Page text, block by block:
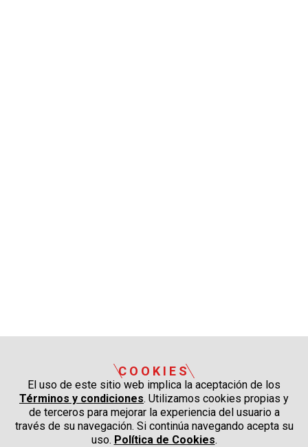
COOKIES
El uso de este sitio web implica la aceptación de los
Términos y condiciones. Utilizamos cookies propias y
de terceros para mejorar la experiencia del usuario a
través de su navegación. Si continúa navegando acepta su
uso. Política de Cookies.